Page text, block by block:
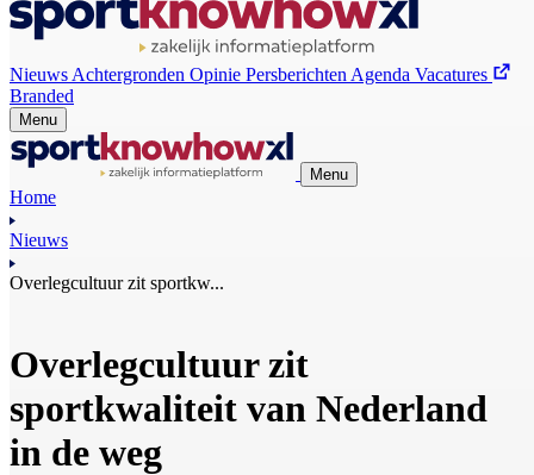
Nieuws Achtergronden Opinie Persberichten Agenda Vacatures
Branded
Menu
Menu
Home
Nieuws
Overlegcultuur zit sportkw...
Overlegcultuur zit
sportkwaliteit van Nederland
in de weg